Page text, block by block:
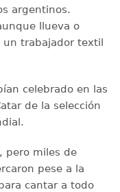
argentinos.
llueva o
un trabajador textil
celebrado en las
de la selección
pero miles de
pese a la
cantar a todo